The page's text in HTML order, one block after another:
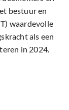
bestuur en
waardevolle
als een
in 2024.